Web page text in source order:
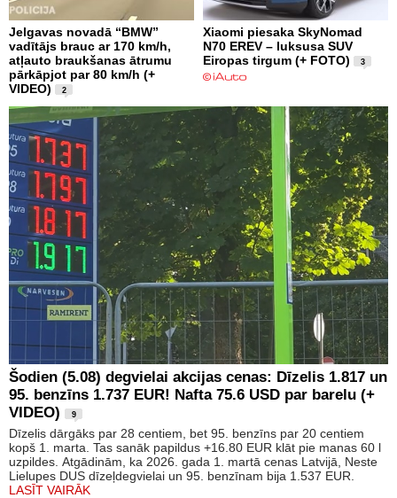
Jelgavas novadā “BMW”
vadītājs brauc ar 170 km/h,
atļauto braukšanas ātrumu
pārkāpjot par 80 km/h (+
VIDEO)
2
Xiaomi piesaka SkyNomad
N70 EREV – luksusa SUV
Eiropas tirgum (+ FOTO)
3
Šodien (5.08) degvielai akcijas cenas: Dīzelis 1.817 un
95. benzīns 1.737 EUR! Nafta 75.6 USD par barelu (+
VIDEO)
9
Dīzelis dārgāks par 28 centiem, bet 95. benzīns par 20 centiem
kopš 1. marta. Tas sanāk papildus +16.80 EUR klāt pie manas 60 l
uzpildes. Atgādinām, ka 2026. gada 1. martā cenas Latvijā, Neste
Lielupes DUS dīzeļdegvielai un 95. benzīnam bija 1.537 EUR.
LASĪT VAIRĀK